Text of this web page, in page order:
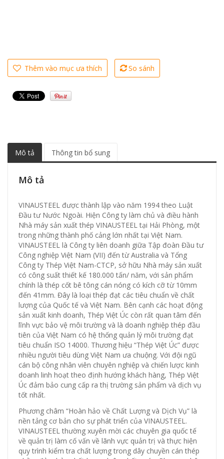
Thêm vào mục ưa thích So sánh
Mô tả Thông tin bổ sung
Mô tả
VINAUSTEEL được thành lập vào năm 1994 theo Luật
Đầu tư Nước Ngoài. Hiện Công ty làm chủ và điều hành
Nhà máy sản xuất thép VINAUSTEEL tại Hải Phòng, một
trong những thành phố cảng lớn nhất tại Việt Nam.
VINAUSTEEL là Công ty liên doanh giữa Tập đoàn Đầu tư
Công nghiệp Việt Nam (VII) đến từ Australia và Tổng
Công ty Thép Việt Nam-CTCP, sở hữu Nhà máy sản xuất
có công suất thiết kế 180.000 tấn/ năm, với sản phẩm
chính là thép cốt bê tông cán nóng có kích cỡ từ 10mm
đến 41mm. Đây là loại thép đạt các tiêu chuẩn về chất
lượng của Quốc tế và Việt Nam. Bên cạnh các hoạt động
sản xuất kinh doanh, Thép Việt Úc còn rất quan tâm đến
lĩnh vực bảo vệ môi trường và là doanh nghiệp thép đầu
tiên của Việt Nam có hệ thống quản lý môi trường đạt
tiêu chuẩn ISO 14000. Thương hiệu “Thép Việt Úc” được
nhiều người tiêu dùng Việt Nam ưa chuộng. Với đội ngũ
cán bộ công nhân viên chuyên nghiệp và chiến lược kinh
doanh linh hoạt theo định hướng khách hàng, Thép Việt
Úc đảm bảo cung cấp ra thị trường sản phẩm và dịch vụ
tốt nhất.
Phương châm “Hoàn hảo về Chất Lượng và Dịch Vụ” là
nền tảng cơ bản cho sự phát triển của VINAUSTEEL.
VINAUSTEEL thường xuyên mời các chuyên gia quốc tế
về quản trị làm cố vấn về lãnh vực quản trị và thực hiện
quy trình kiểm tra chất lượng trong dây chuyền cán thép